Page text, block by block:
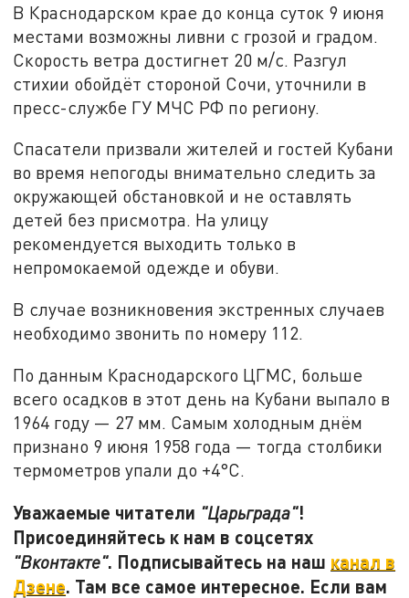
В Краснодарском крае до конца суток 9 июня
местами возможны ливни с грозой и градом.
Скорость ветра достигнет 20 м/с. Разгул
стихии обойдёт стороной Сочи, уточнили в
пресс-службе ГУ МЧС РФ по региону.
Спасатели призвали жителей и гостей Кубани
во время непогоды внимательно следить за
окружающей обстановкой и не оставлять
детей без присмотра. На улицу
рекомендуется выходить только в
непромокаемой одежде и обуви.
В случае возникновения экстренных случаев
необходимо звонить по номеру 112.
По данным Краснодарского ЦГМС, больше
всего осадков в этот день на Кубани выпало в
1964 году — 27 мм. Самым холодным днём
признано 9 июня 1958 года — тогда столбики
термометров упали до +4°C.
Уважаемые читатели "Царьграда"!
Присоединяйтесь к нам в соцсетях
"Вконтакте". Подписывайтесь на наш канал в
Дзене. Там все самое интересное. Если вам